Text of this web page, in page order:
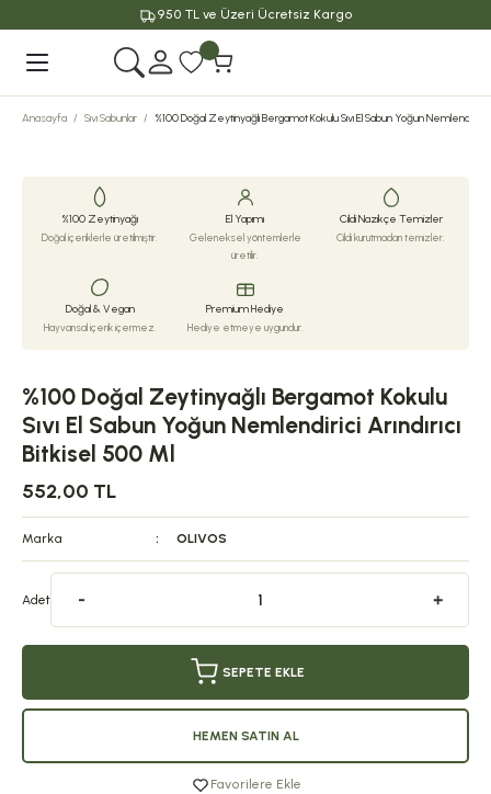
950 TL ve Üzeri Ücretsiz Kargo
Geri Dön
Anasayfa Sıvı Sabunlar %100 Doğal Zeytinyağlı Bergamot Kokulu Sıvı El Sabun Yoğun Nemlendirici
%100 Zeytinyağı
Doğal içeriklerle üretilmiştir.
El Yapımı
Geleneksel yöntemlerle
üretilir.
Cildi Nazikçe Temizler
Cildi kurutmadan temizler.
Doğal & Vegan
Hayvansal içerik içermez.
Premium Hediye
Hediye etmeye uygundur.
%100 Doğal Zeytinyağlı Bergamot Kokulu
Sıvı El Sabun Yoğun Nemlendirici Arındırıcı
Bitkisel 500 Ml
552,00 TL
Marka OLIVOS
Adet
SEPETE EKLE
HEMEN SATIN AL
Favorilere Ekle